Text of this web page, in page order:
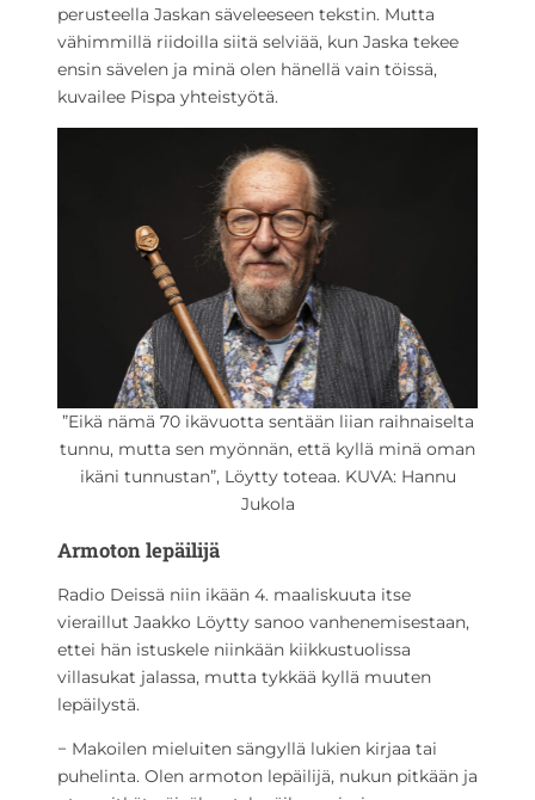
perusteella Jaskan säveleeseen tekstin. Mutta
vähimmillä riidoilla siitä selviää, kun Jaska tekee
ensin sävelen ja minä olen hänellä vain töissä,
kuvailee Pispa yhteistyötä.
”Eikä nämä 70 ikävuotta sentään liian raihnaiselta
tunnu, mutta sen myönnän, että kyllä minä oman
ikäni tunnustan”, Löytty toteaa. KUVA: Hannu
Jukola
Armoton lepäilijä
Radio Deissä niin ikään 4. maaliskuuta itse
vieraillut Jaakko Löytty sanoo vanhenemisestaan,
ettei hän istuskele niinkään kiikkustuolissa
villasukat jalassa, mutta tykkää kyllä muuten
lepäilystä.
− Makoilen mieluiten sängyllä lukien kirjaa tai
puhelinta. Olen armoton lepäilijä, nukun pitkään ja